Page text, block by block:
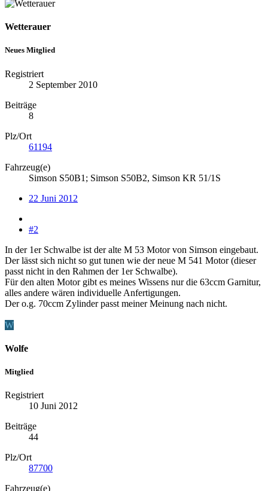
Wetterauer
Neues Mitglied
Registriert
2 September 2010
Beiträge
8
Plz/Ort
61194
Fahrzeug(e)
Simson S50B1; Simson S50B2, Simson KR 51/1S
22 Juni 2012
#2
In der 1er Schwalbe ist der alte M 53 Motor von Simson eingebaut.
Der lässt sich nicht so gut tunen wie der neue M 541 Motor (dieser
passt nicht in den Rahmen der 1er Schwalbe).
Für den alten Motor gibt es meines Wissens nur die 63ccm Garnitur,
alles andere wären individuelle Anfertigungen.
Der o.g. 70ccm Zylinder passt meiner Meinung nach nicht.
W
Wolfe
Mitglied
Registriert
10 Juni 2012
Beiträge
44
Plz/Ort
87700
Fahrzeug(e)